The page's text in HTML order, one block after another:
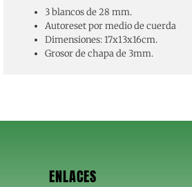
3 blancos de 28 mm.
Autoreset por medio de cuerda
Dimensiones: 17x13x16cm.
Grosor de chapa de 3mm.
ENLACES